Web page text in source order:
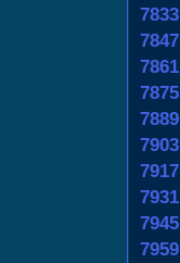
7833
7847
7861
7875
7889
7903
7917
7931
7945
7959